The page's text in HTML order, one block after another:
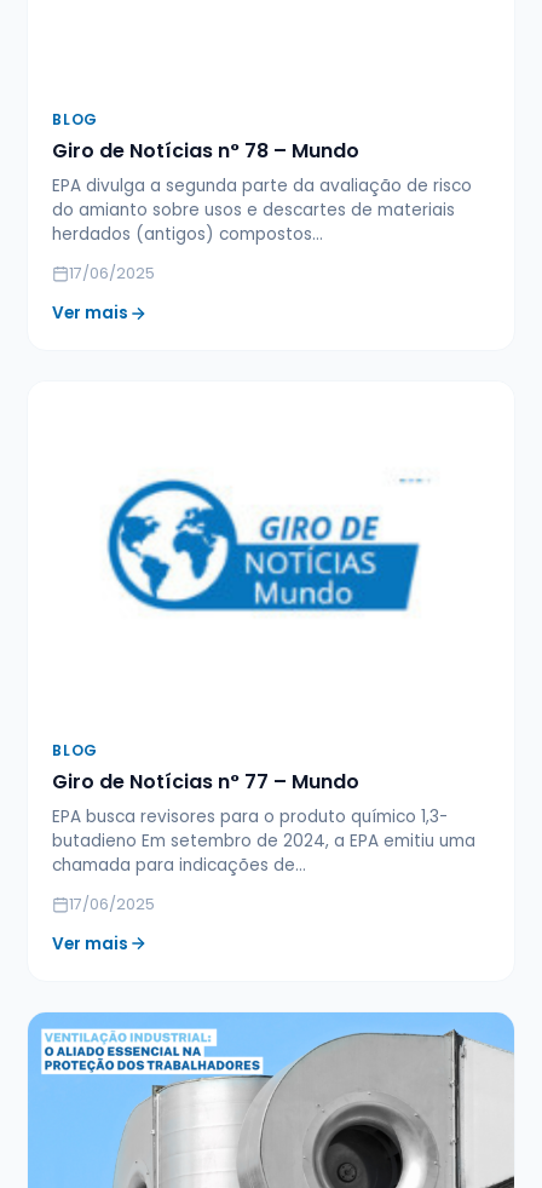
BLOG
Giro de Notícias n° 78 – Mundo
EPA divulga a segunda parte da avaliação de risco
do amianto sobre usos e descartes de materiais
herdados (antigos) compostos…
17/06/2025
Ver mais
BLOG
Giro de Notícias n° 77 – Mundo
EPA busca revisores para o produto químico 1,3-
butadieno Em setembro de 2024, a EPA emitiu uma
chamada para indicações de…
17/06/2025
Ver mais